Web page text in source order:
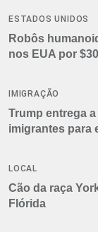
ESTADOS UNIDOS
Robôs
nos EUA por
IMIGRAÇÃO
Trump entrega
imigrantes para
LOCAL
Cão da raça
Flórida